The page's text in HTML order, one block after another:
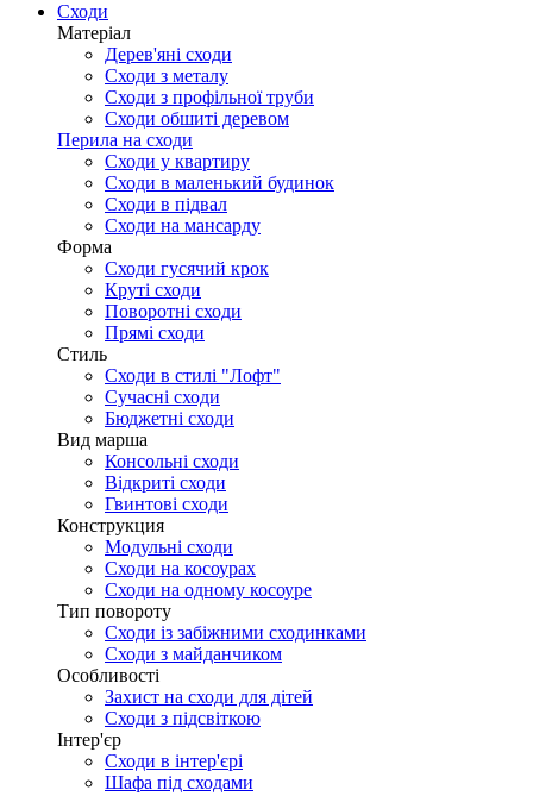
Сходи
Матеріал
Дерев'яні сходи
Сходи з металу
Сходи з профільної труби
Сходи обшиті деревом
Перила на сходи
Сходи у квартиру
Сходи в маленький будинок
Сходи в підвал
Сходи на мансарду
Форма
Сходи гусячий крок
Круті сходи
Поворотні сходи
Прямі сходи
Стиль
Сходи в стилі "Лофт"
Сучасні сходи
Бюджетні сходи
Вид марша
Консольні сходи
Відкриті сходи
Гвинтові сходи
Конструкция
Модульні сходи
Сходи на косоурах
Сходи на одному косоуре
Тип повороту
Сходи із забіжними сходинками
Сходи з майданчиком
Особливості
Захист на сходи для дітей
Сходи з підсвіткою
Інтер'єр
Сходи в інтер'єрі
Шафа під сходами